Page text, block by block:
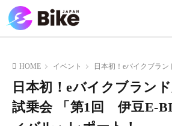
HOME イベント 日本初！eバイクブラ
日本初！eバイクブラン
試乗会 「第1回 伊豆E-